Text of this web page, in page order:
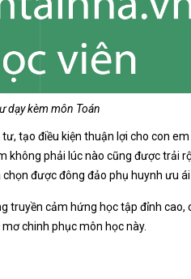
dạy kèm môn Toán
tạo điều kiện thuận lợi cho con
phải lúc nào cũng được trải
được đông đảo phụ huynh ưu
cảm hứng học tập đỉnh cao,
chinh phục môn học này.